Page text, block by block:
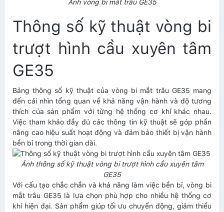
Ảnh vòng bi mắt trâu GE35
Thông số kỹ thuật vòng bi
trượt hình cầu xuyên tâm
GE35
Bảng thông số kỹ thuật của vòng bi mắt trâu GE35 mang
đến cái nhìn tổng quan về khả năng vận hành và độ tương
thích của sản phẩm với từng hệ thống cơ khí khác nhau.
Việc tham khảo đầy đủ các thông tin kỹ thuật sẽ góp phần
nâng cao hiệu suất hoạt động và đảm bảo thiết bị vận hành
bền bỉ trong thời gian dài.
Ảnh thông số kỹ thuật vòng bi trượt hình cầu xuyên tâm
GE35
Với cấu tạo chắc chắn và khả năng làm việc bền bỉ, vòng bi
mắt trâu GE35 là lựa chọn phù hợp cho nhiều hệ thống cơ
khí hiện đại. Sản phẩm giúp tối ưu chuyển động, giảm thiểu